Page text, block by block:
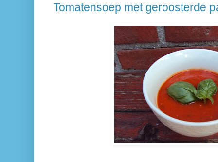
Tomatensoep met geroosterde